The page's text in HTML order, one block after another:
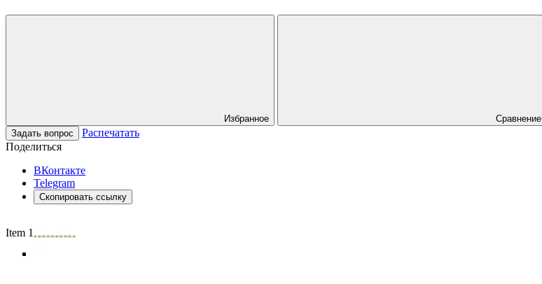
Избранное Сравнение
Задать вопрос
Распечатать
Поделиться
ВКонтакте
Telegram
Скопировать ссылку
Item 1 of 5